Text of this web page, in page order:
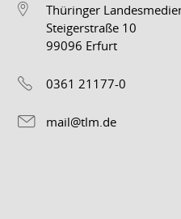
Thüringer
Steigerstraße 10
99096 Erfurt
0361 21177-0
mail@tlm.de